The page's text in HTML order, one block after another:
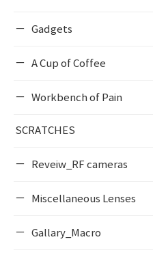
Gadgets
A Cup of Coffee
Workbench of Pain
SCRATCHES
Reveiw_RF cameras
Miscellaneous Lenses
Gallary_Macro